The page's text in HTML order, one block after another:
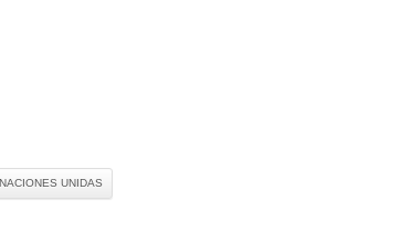
NACIONES UNIDAS